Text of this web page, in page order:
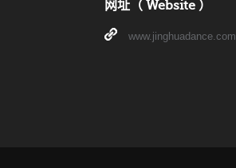
网址（ Website ）
www.jinghuadance.com